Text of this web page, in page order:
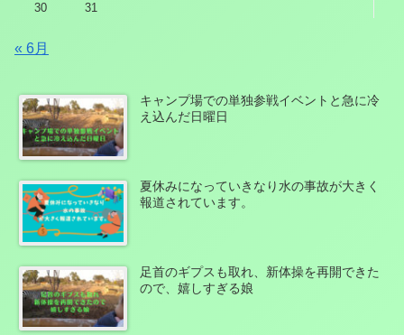
30
31
« 6月
キャンプ場での単独参戦イベントと急に冷
え込んだ日曜日
夏休みになっていきなり水の事故が大きく
報道されています。
足首のギプスも取れ、新体操を再開できた
ので、嬉しすぎる娘